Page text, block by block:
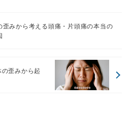
歪みから考える頭痛・片頭痛の本当の
歪みから起